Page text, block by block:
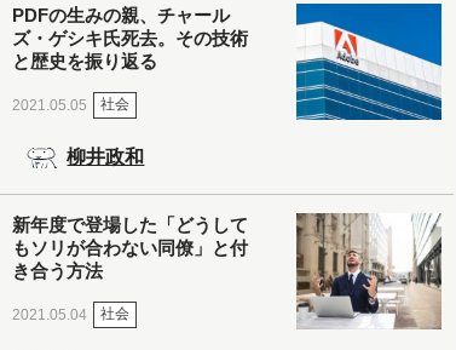
PDFの生みの親、チャール
ズ・ゲシキ氏死去。その技術
と歴史を振り返る
2021.05.05 社会
柳井政和
新年度で登場した「どうして
もソリが合わない同僚」と付
き合う方法
2021.05.04 社会